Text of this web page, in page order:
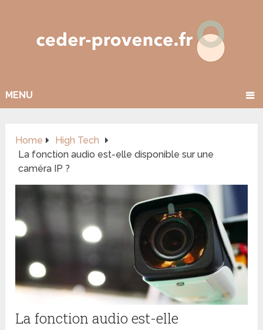
MENU
Home
High Tech
La fonction audio est-elle disponible sur une
caméra IP ?
La fonction audio est-elle